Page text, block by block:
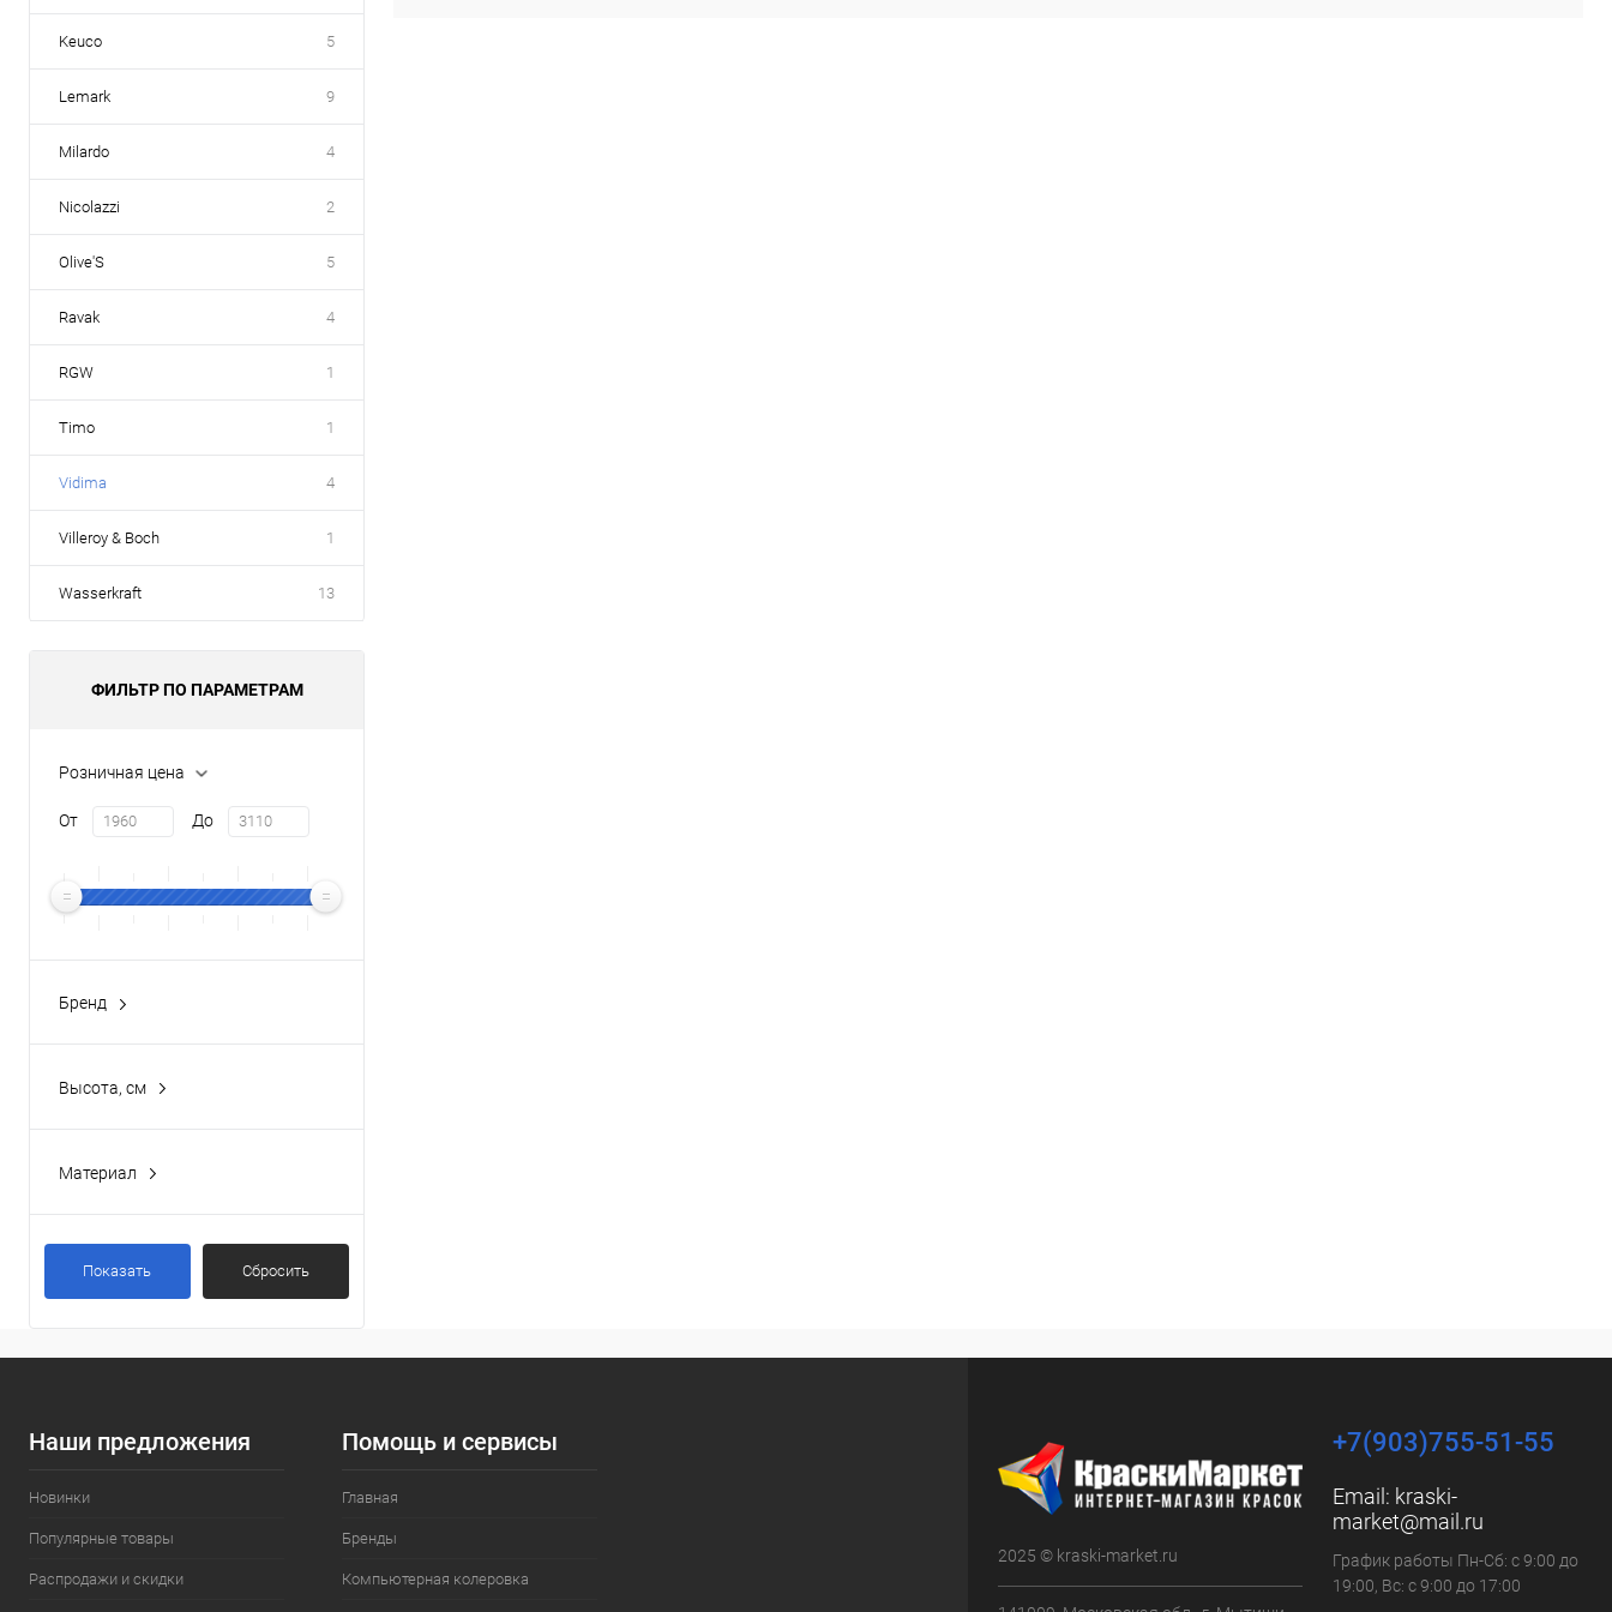
Keuco 5
Lemark 9
Milardo 4
Nicolazzi 2
Olive'S 5
Ravak 4
RGW 1
Timo 1
Vidima 4
Villeroy & Boch 1
Wasserkraft 13
ФИЛЬТР ПО ПАРАМЕТРАМ
Розничная цена
От До
Бренд
Высота, см
Материал
Показать Сбросить
Наши предложения
Новинки
Популярные товары
Распродажи и скидки
Помощь и сервисы
Главная
Бренды
Компьютерная колеровка
2025 © kraski-market.ru
+7(903)755-51-55
Email: kraski-
market@mail.ru
График работы Пн-Сб: с 9:00 до
19:00, Вс: с 9:00 до 17:00